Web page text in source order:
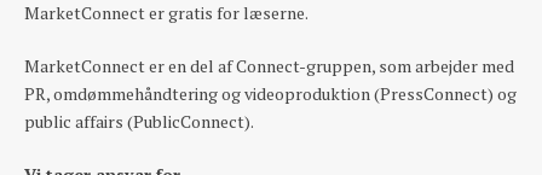
MarketConnect er gratis for læserne.
MarketConnect er en del af Connect-gruppen, som arbejder med
PR, omdømmehåndtering og videoproduktion (PressConnect) og
public affairs (PublicConnect).